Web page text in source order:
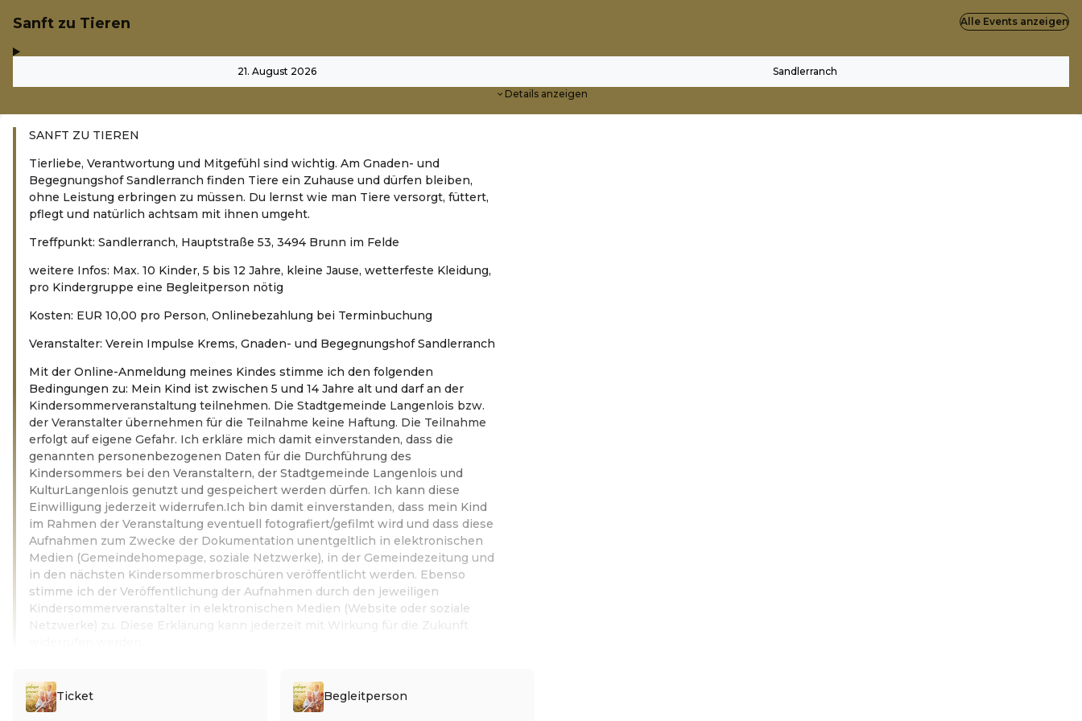
Sanft zu Tieren
21. August 2026 Sandlerranch
Details anzeigen
Alle Events anzeigen
SANFT ZU TIEREN
Tierliebe, Verantwortung und Mitgefühl sind wichtig. Am Gnaden- und
Begegnungshof Sandlerranch finden Tiere ein Zuhause und dürfen bleiben,
ohne Leistung erbringen zu müssen. Du lernst wie man Tiere versorgt, füttert,
pflegt und natürlich achtsam mit ihnen umgeht.
Treffpunkt: Sandlerranch, Hauptstraße 53, 3494 Brunn im Felde
weitere Infos: Max. 10 Kinder, 5 bis 12 Jahre, kleine Jause, wetterfeste Kleidung,
pro Kindergruppe eine Begleitperson nötig
Kosten: EUR 10,00 pro Person, Onlinebezahlung bei Terminbuchung
Veranstalter: Verein Impulse Krems, Gnaden- und Begegnungshof Sandlerranch
Mit der Online-Anmeldung meines Kindes stimme ich den folgenden
Bedingungen zu: Mein Kind ist zwischen 5 und 14 Jahre alt und darf an der
Kindersommerveranstaltung teilnehmen. Die Stadtgemeinde Langenlois bzw.
der Veranstalter übernehmen für die Teilnahme keine Haftung. Die Teilnahme
erfolgt auf eigene Gefahr. Ich erkläre mich damit einverstanden, dass die
genannten personenbezogenen Daten für die Durchführung des
Kindersommers bei den Veranstaltern, der Stadtgemeinde Langenlois und
KulturLangenlois genutzt und gespeichert werden dürfen. Ich kann diese
Einwilligung jederzeit widerrufen.Ich bin damit einverstanden, dass mein Kind
im Rahmen der Veranstaltung eventuell fotografiert/gefilmt wird und dass diese
Aufnahmen zum Zwecke der Dokumentation unentgeltlich in elektronischen
Medien (Gemeindehomepage, soziale Netzwerke), in der Gemeindezeitung und
in den nächsten Kindersommerbroschüren veröffentlicht werden. Ebenso
stimme ich der Veröffentlichung der Aufnahmen durch den jeweiligen
Kindersommerveranstalter in elektronischen Medien (Website oder soziale
Netzwerke) zu. Diese Erklärung kann jederzeit mit Wirkung für die Zukunft
Ticket Begleitperson